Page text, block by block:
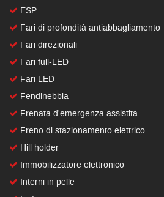
ESP
Fari di profondità antiabbagliamento
Fari direzionali
Fari full-LED
Fari LED
Fendinebbia
Frenata d'emergenza assistita
Freno di stazionamento elettrico
Hill holder
Immobilizzatore elettronico
Interni in pelle